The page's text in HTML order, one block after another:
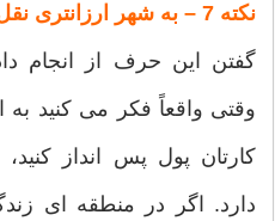
نکته 7 – به شهر ارزانتری نقل مکان کنید.
گفتن این حرف از انجام
وقتی واقعاً فکر می کنید به
کارتان پول پس انداز
دارد. اگر در منطقه ای